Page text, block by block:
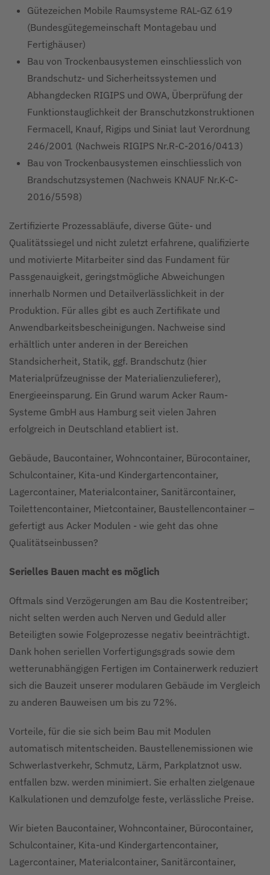
Gütezeichen Mobile Raumsysteme RAL-GZ 619
(Bundesgütegemeinschaft Montagebau und
Fertighäuser)
Bau von Trockenbausystemen einschliesslich von
Brandschutz- und Sicherheitssystemen und
Abhangdecken RIGIPS und OWA, Überprüfung der
Funktionstauglichkeit der Branschutzkonstruktionen
Fermacell, Knauf, Rigips und Siniat laut Verordnung
246/2001 (Nachweis RIGIPS Nr.R-C-2016/0413)
Bau von Trockenbausystemen einschliesslich von
Brandschutzsystemen (Nachweis KNAUF Nr.K-C-
2016/5598)
Zertifizierte Prozessabläufe, diverse Güte- und
Qualitätssiegel und nicht zuletzt erfahrene, qualifizierte
und motivierte Mitarbeiter sind das Fundament für
Passgenauigkeit, geringstmögliche Abweichungen
innerhalb Normen und Detailverlässlichkeit in der
Produktion. Für alles gibt es auch Zertifikate und
Anwendbarkeitsbescheinigungen. Nachweise sind
erhältlich unter anderen in der Bereichen
Standsicherheit, Statik, ggf. Brandschutz (hier
Materialprüfzeugnisse der Materialienzulieferer),
Energieeinsparung. Ein Grund warum Acker Raum-
Systeme GmbH aus Hamburg seit vielen Jahren
erfolgreich in Deutschland etabliert ist.
Gebäude, Baucontainer, Wohncontainer, Bürocontainer,
Schulcontainer, Kita-und Kindergartencontainer,
Lagercontainer, Materialcontainer, Sanitärcontainer,
Toilettencontainer, Mietcontainer, Baustellencontainer –
gefertigt aus Acker Modulen - wie geht das ohne
Qualitätseinbussen?
Serielles Bauen macht es möglich
Oftmals sind Verzögerungen am Bau die Kostentreiber;
nicht selten werden auch Nerven und Geduld aller
Beteiligten sowie Folgeprozesse negativ beeinträchtigt.
Dank hohen seriellen Vorfertigungsgrads sowie dem
wetterunabhängigen Fertigen im Containerwerk reduziert
sich die Bauzeit unserer modularen Gebäude im Vergleich
zu anderen Bauweisen um bis zu 72%.
Vorteile, für die sie sich beim Bau mit Modulen
automatisch mitentscheiden. Baustellenemissionen wie
Schwerlastverkehr, Schmutz, Lärm, Parkplatznot usw.
entfallen bzw. werden minimiert. Sie erhalten zielgenaue
Kalkulationen und demzufolge feste, verlässliche Preise.
Wir bieten Baucontainer, Wohncontainer, Bürocontainer,
Schulcontainer, Kita-und Kindergartencontainer,
Lagercontainer, Materialcontainer, Sanitärcontainer,